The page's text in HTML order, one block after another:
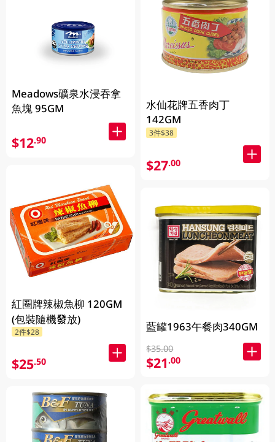
Meadows礦泉水浸吞拿
魚塊 95GM
$12.90
紅圈牌辣椒魚柳 120GM
(包裝隨機發放)
2件$28
$25.50
水仙花牌五香肉丁
142GM
3件$38
$27.00
藍罐1963午餐肉340GM
$35.00
$21.00